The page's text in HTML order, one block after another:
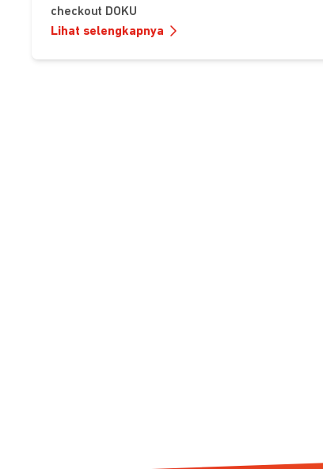
checkout DOKU
Lihat selengkapnya